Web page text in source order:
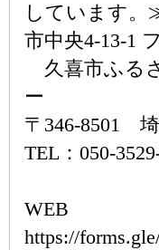
しています。
市中央4-13-1
久喜市ふる
ー
〒346-8501
TEL：050-
WEB
https://